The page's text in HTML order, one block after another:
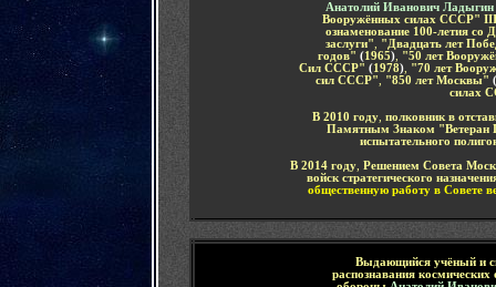
Анатолий Иванович Ладыгин
Вооружённых силах СССР" III
ознаменование 100-летия
заслуги"
"Двадцать лет
годов" (1965),
"50 лет
Сил СССР" (1978),
"70 лет
сил СССР"
"850 лет Москвы" (
силах
В 2010 году, полковник в
Памятным Знаком "Ветеран
испытательного
В 2014 году Решением Совета
войск стратегического
общественную работу в Совете
Выдающийся учёный и
распознавания